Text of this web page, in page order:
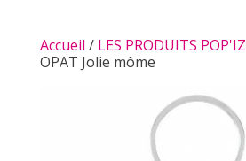
Accueil / LES PRODUITS POP'IZ
OPAT Jolie môme